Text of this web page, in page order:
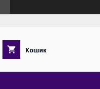
Кошик